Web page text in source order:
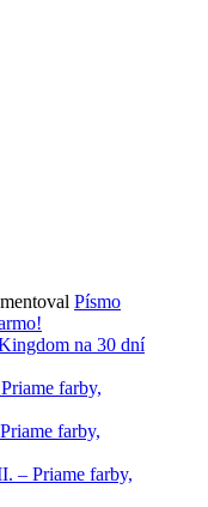
Písmo
na 30 dní
farby,
farby,
– Priame farby,